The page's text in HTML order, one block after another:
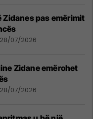
Zidanes pas emërimit
28/07/2026
Zidane emërohet
28/07/2026